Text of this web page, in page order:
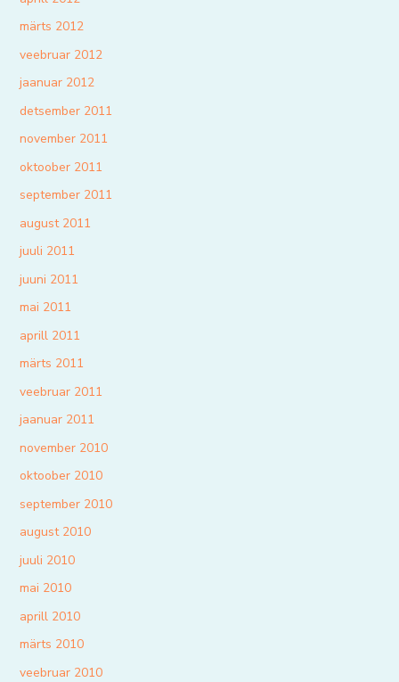
märts 2012
veebruar 2012
jaanuar 2012
detsember 2011
november 2011
oktoober 2011
september 2011
august 2011
juuli 2011
juuni 2011
mai 2011
aprill 2011
märts 2011
veebruar 2011
jaanuar 2011
november 2010
oktoober 2010
september 2010
august 2010
juuli 2010
mai 2010
aprill 2010
märts 2010
veebruar 2010